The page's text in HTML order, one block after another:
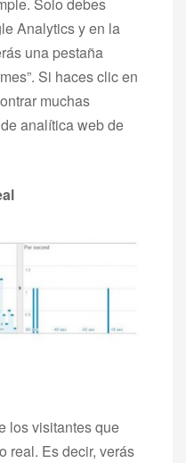
Solo debes
Analytics y en la
una pestaña
Si haces clic en
muchas
analítica web de
los visitantes que
real. Es decir, verás